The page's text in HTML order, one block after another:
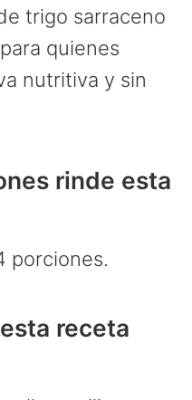
trigo sarraceno
quienes
nutritiva y sin
rinde esta
porciones.
receta